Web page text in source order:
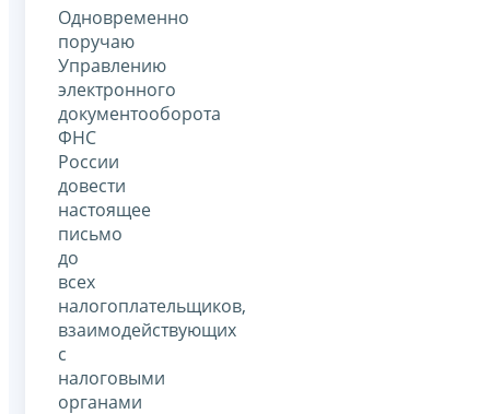
Одновременно
поручаю
Управлению
электронного
документооборота
ФНС
России
довести
настоящее
письмо
до
всех
налогоплательщиков,
взаимодействующих
с
налоговыми
органами